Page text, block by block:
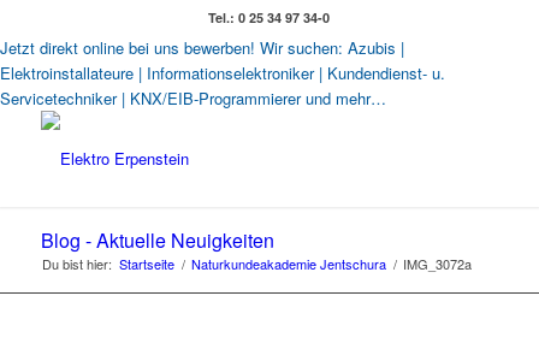
Tel.: 0 25 34 97 34-0
Jetzt direkt online bei uns bewerben! Wir suchen: Azubis |
Elektroinstallateure | Informationselektroniker | Kundendienst- u.
Servicetechniker | KNX/EIB-Programmierer und mehr…
Blog - Aktuelle Neuigkeiten
Du bist hier: Startseite / Naturkundeakademie Jentschura / IMG_3072a